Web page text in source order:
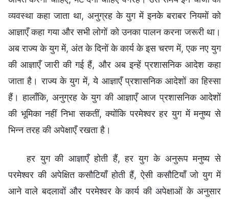
व्यवस्था कहा जाता था, अनुग्रह के युग में इनके बराबर नियमों को
आज्ञाएँ कहा गया और सभी लोगों को उनका पालन करना जरूरी था।
अब राज्य के युग में, अंत के दिनों के कार्य के इस चरण में, एक नए युग
की आज्ञाएँ जारी की गई हैं, और अब इन्हें प्रशासनिक आदेश कहा
जाता है। राज्य के युग में, ये आज्ञाएँ प्रशासनिक आदेशों का हिस्सा
हैं। हालाँकि, अनुग्रह के युग की आज्ञाएँ आज प्रशासनिक आदेशों
की भूमिका नहीं निभा सकतीं, क्‍योंकि परमेश्वर हर युग में मनुष्‍य से
भिन्न तरह की अपेक्षाएँ रखता है।
हर युग की आज्ञाएँ होती हैं, हर युग के अनुरूप मनुष्‍य से
परमेश्वर की अपेक्षित कसौटियाँ होती हैं, ऐसी कसौटियाँ जो युग में
आने वाले बदलावों और परमेश्वर के कार्य की अपेक्षाओं के अनुसार